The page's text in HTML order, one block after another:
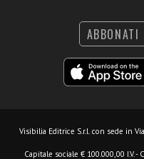
ABBONATI
Visibilia Editrice S.r.l. con sede in
Capitale sociale € 100.000,00 I.V. -